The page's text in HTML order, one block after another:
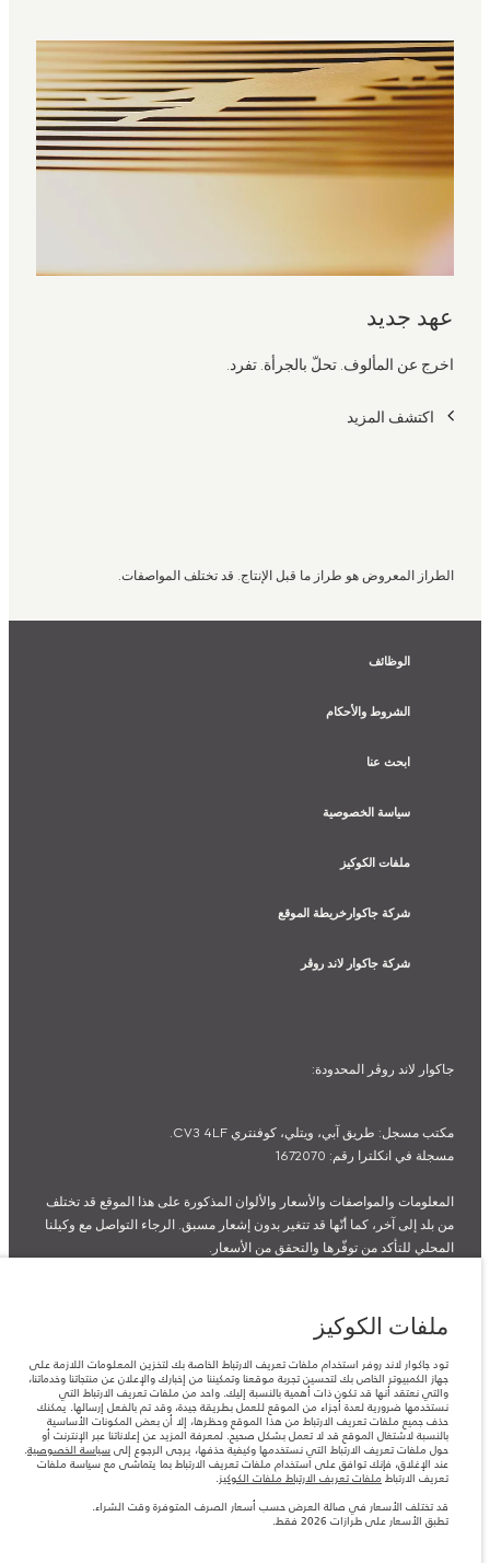
عهد جديد
اخرج عن المألوف. تحلّ بالجرأة. تفرد.
اكتشف المزيد
الطراز المعروض هو طراز ما قبل الإنتاج. قد تختلف المواصفات.
الوظائف
الشروط والأحكام
ابحث عنا
سياسة الخصوصية
ملفات الكوكيز
شركة جاكوارخريطة الموقع
شركة جاكوار لاند روڤر
جاكوار لاند روڨر المحدودة:
مكتب مسجل: طريق آبي، ويتلي، كوفنتري CV3 4LF.
مسجلة في انكلترا رقم: 1672070
المعلومات والمواصفات والأسعار والألوان المذكورة على هذا الموقع قد تختلف
من بلد إلى آخر، كما أنّها قد تتغير بدون إشعار مسبق. الرجاء التواصل مع وكيلنا
المحلي للتأكد من توفّرها والتحقق من الأسعار.
الاختبارات كما أن هذه الأرقام بغرض المقارنة فحسب.
قد تختلف الأسعار في صالة العرض حسب أسعار الصرف المتوفرة وقت
الشراء.
ملاحظة مهمة حول الصور والمواصفات. إن النقص العالمي في أشباه الموصلات
يؤثر حاليًا في مواصفات تصميم السيارات وتوفر الخيارات وتوقيتات التصاميم.
هذا ظرف ديناميكي للغاية، ونتيجة لذلك، قد لا تمثّل الصور المستخدَمة ضمن
موقع الويب حاليًا المواصفات الحالية بالكامل بالنسبة إلى الميزات والخيارات
والحلية ومجموعات الألوان. يرجى استشارة وكيلك الذي سيتمكّن من تأكيد أي
تقييدات حالية معك للسماح لك باتخاذ قرار مدروس
ملفات الكوكيز
تود جاكوار لاند روفر استخدام ملفات تعريف الارتباط الخاصة بك لتخزين المعلومات اللازمة على
جهاز الكمبيوتر الخاص بك لتحسين تجربة موقعنا وتمكيننا من إخبارك والإعلان عن منتجاتنا وخدماتنا،
والتي نعتقد أنها قد تكون ذات أهمية بالنسبة إليك. واحد من ملفات تعريف الارتباط التي
نستخدمها ضرورية لعدة أجزاء من الموقع للعمل بطريقة جيدة، وقد تم بالفعل إرسالها. يمكنك
حذف جميع ملفات تعريف الارتباط من هذا الموقع وحظرها، إلا أن بعض المكونات الأساسية
بالنسبة لاشتغال الموقع قد لا تعمل بشكل صحيح. لمعرفة المزيد عن إعلاناتنا عبر الإنترنت أو
حول ملفات تعريف الارتباط التي نستخدمها وكيفية حذفها، يرجى الرجوع إلى سياسة الخصوصية.
عند الإغلاق، فإنك توافق على استخدام ملفات تعريف الارتباط بما يتماشى مع سياسة ملفات
تعريف الارتباط ملفات تعريف الارتباط ملفات الكوكيز.
قد تختلف الأسعار في صالة العرض حسب أسعار الصرف المتوفرة وقت الشراء.
تطبق الأسعار على طرازات 2026 فقط.